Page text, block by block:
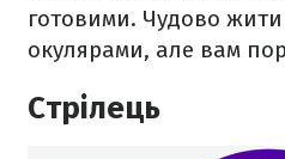
готовими. Чудово
окулярами, але вам
Стрілець